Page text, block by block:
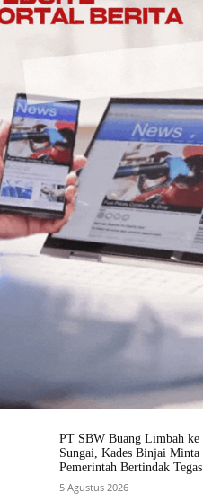
PT SBW Buang Limbah ke
Sungai, Kades Binjai Minta
Pemerintah Bertindak Tegas
5 Agustus 2026